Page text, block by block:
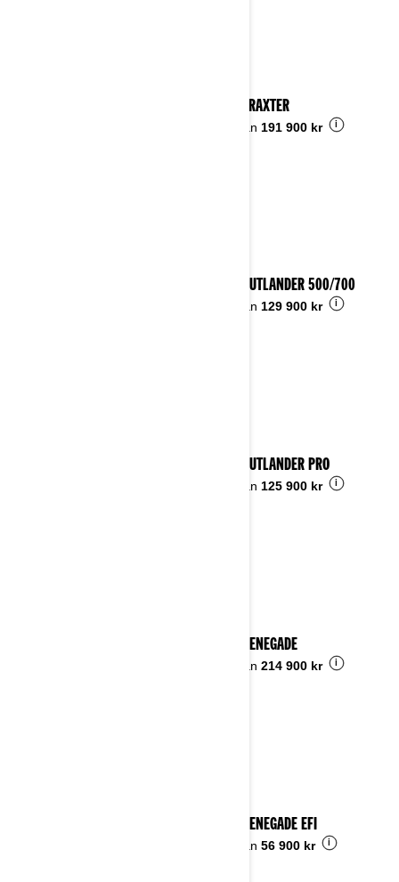
2025 TRAXTER
Pris från 191 900 kr i
2025 OUTLANDER 500/700
Pris från 129 900 kr i
2025 OUTLANDER PRO
Pris från 125 900 kr i
2025 RENEGADE
Pris från 214 900 kr i
2025 RENEGADE EFI
Pris från 56 900 kr i